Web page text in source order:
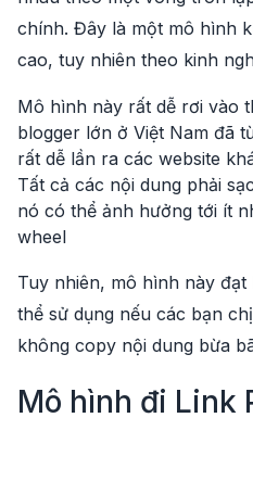
chính. Đây là một mô hình
cao, tuy nhiên theo kinh
Mô hình này rất dễ rơi vào
blogger lớn ở Việt Nam đã
rất dễ lần ra các website
Tất cả các nội dung phải
nó có thể ảnh hưởng tới ít
wheel
Tuy nhiên, mô hình này
thể sử dụng nếu các bạn
không copy nội dung bừa
Mô hình đi Link